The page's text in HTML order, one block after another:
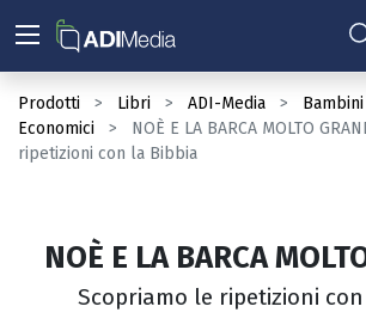
Prodotti Libri ADI-Media
Economici
NOÈ E LA BARCA MOLTO
ripetizioni con la Bibbia
NOÈ E LA BARCA
Scopriamo le ripetizioni